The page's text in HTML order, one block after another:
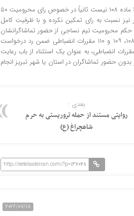
علیهذا با عنایت به مراتب مذکور اولاً موضوع مطروحه مشمول بند ۶ ماده ۱۰۸ نیست ثانیاً در خصوص رای محرومیت ۵۰
نیز نسبت به رای تمکین نکرده و با ظرفیت کامل
حکم محرومیت تیم نساجی از حضور تماشاگرانشان
در بازی رو در رو محمل قانونی و واقعی ندارد لذا مستنداً به مواد ۱۰۸، ۱۰۹ و ۱۱۰ مقررات انضباطی ضمن رد درخواست
دادرسی باشگاه تراکتور مقرر می‌دارد مستند به بند ز ماده ۴۰ مقررات انضباطی، به عنوان یک استثناء از باب رعایت
حضور تماشاگران در استان یا شهر تبریز انجام
بعدی :
روایتی مستند از حمله تروریستی به حرم
شاهچراغ (ع)
http://eetelaateiran.com/?p=137048
2026/07/18